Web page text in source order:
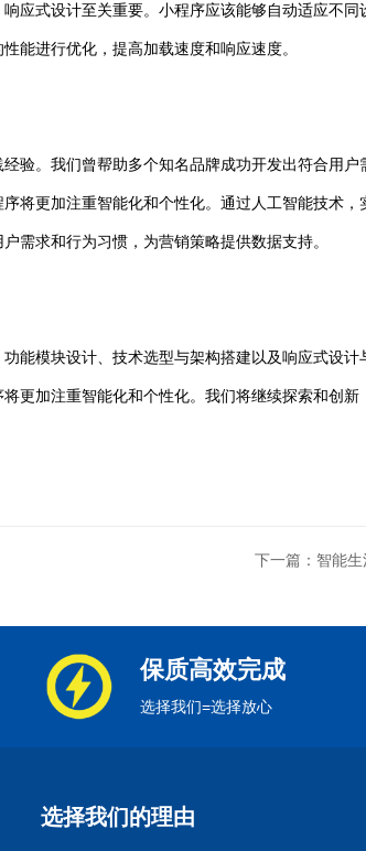
应式设计至关重要。小程序应该能够自动适应不同
能进行优化，提高加载速度和响应速度。
验。我们曾帮助多个知名品牌成功开发出符合用户
将更加注重智能化和个性化。通过人工智能技术，
需求和行为习惯，为营销策略提供数据支持。
能模块设计、技术选型与架构搭建以及响应式设计
更加注重智能化和个性化。我们将继续探索和创新
下一篇：智能
保质高效完成
选择我们=选择放心
选择我们的理由